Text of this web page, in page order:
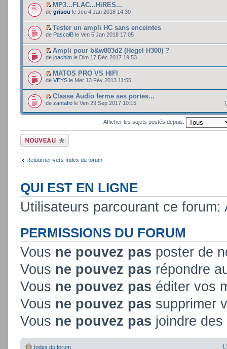
MP3...FLAC...HiRES...
de grisou le Jeu 4 Jan 2018 14:30
Tester un ampli HC sans enceintes
de PascalB le Ven 5 Jan 2018 17:05
Ampli pour b&w803d2 (Hegel H300) ?
de joachim le Dim 17 Déc 2017 19:53
MATOS PRO VS HIFI
de VEYS le Mer 13 Fév 2013 11:55
Classe Audio ferme ses portes...
de zantafio le Ven 29 Sep 2017 10:15
Afficher les sujets postés depuis:
Ecrire un nouveau
sujet
Retourner vers Index du forum
QUI EST EN LIGNE
Utilisateurs parcourant ce
PERMISSIONS DU FORUM
Vous ne pouvez pas poster de
Vous ne pouvez pas répondre
Vous ne pouvez pas éditer vos
Vous ne pouvez pas supprimer
Vous ne pouvez pas joindre
Index du forum